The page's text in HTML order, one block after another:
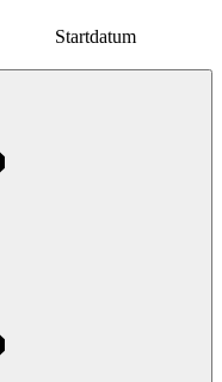
Startdatum